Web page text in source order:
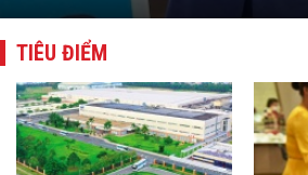
TIÊU ĐIỂM